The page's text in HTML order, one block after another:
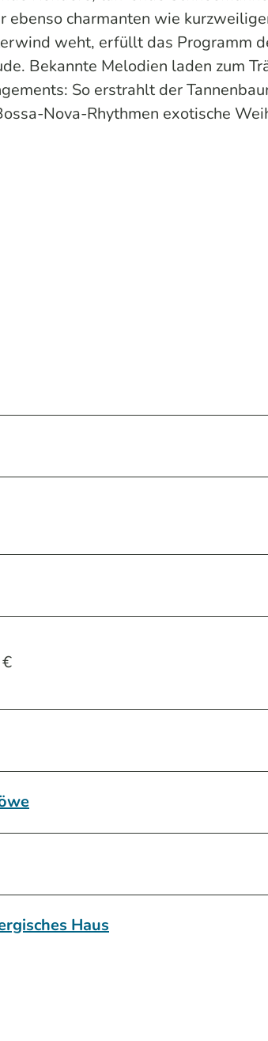
ebenso charmanten wie
weht, erfüllt das Programm
Bekannte Melodien laden zum
So erstrahlt der
Nova-Rhythmen exotische
Haus